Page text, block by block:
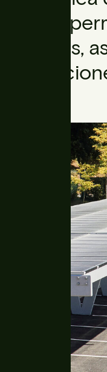
Palladio
continuas,